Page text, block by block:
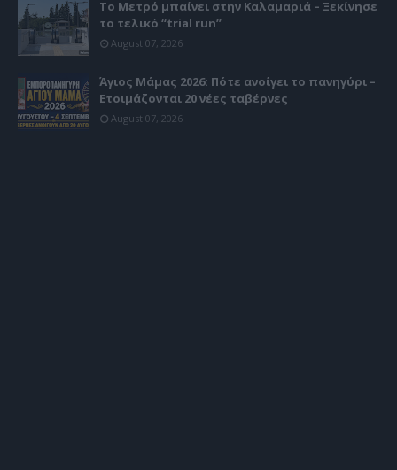
Το Μετρό μπαίνει στην Καλαμαριά – Ξεκίνησε
το τελικό “trial run”
August 07, 2026
Άγιος Μάμας 2026: Πότε ανοίγει το πανηγύρι –
Ετοιμάζονται 20 νέες ταβέρνες
August 07, 2026